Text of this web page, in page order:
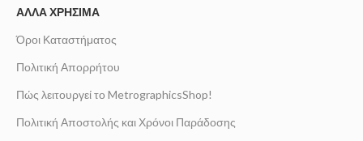
ΆΛΛΑ ΧΡΉΣΙΜΑ
Όροι Καταστήματος
Πολιτική Απορρήτου
Πώς λειτουργεί το MetrographicsShop!
Πολιτική Αποστολής και Χρόνοι Παράδοσης